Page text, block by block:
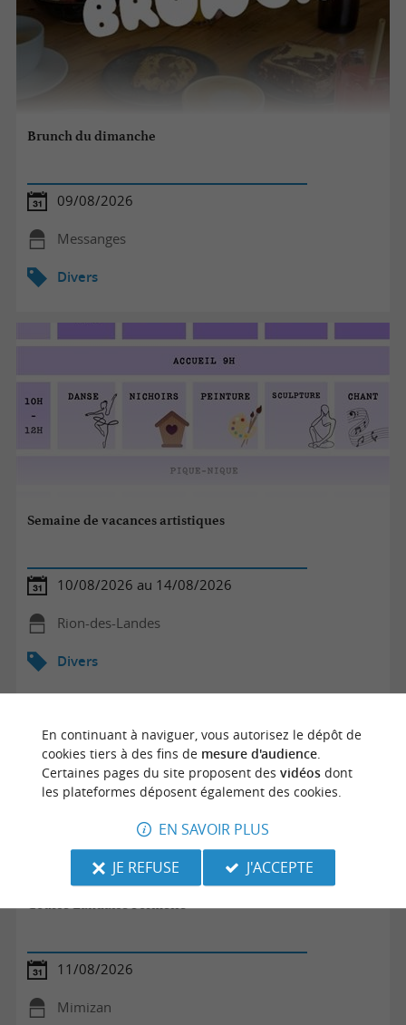
Brunch du dimanche
09/08/2026
Messanges
Divers
Semaine de vacances artistiques
10/08/2026 au 14/08/2026
Rion-des-Landes
Divers
Course Landaise Formelle
11/08/2026
Mimizan
En continuant à naviguer, vous autorisez le dépôt de
cookies tiers à des fins de mesure d'audience.
Certaines pages du site proposent des vidéosdont
les plateformes déposent également des cookies.
EN SAVOIR PLUS
JE REFUSE
J'ACCEPTE